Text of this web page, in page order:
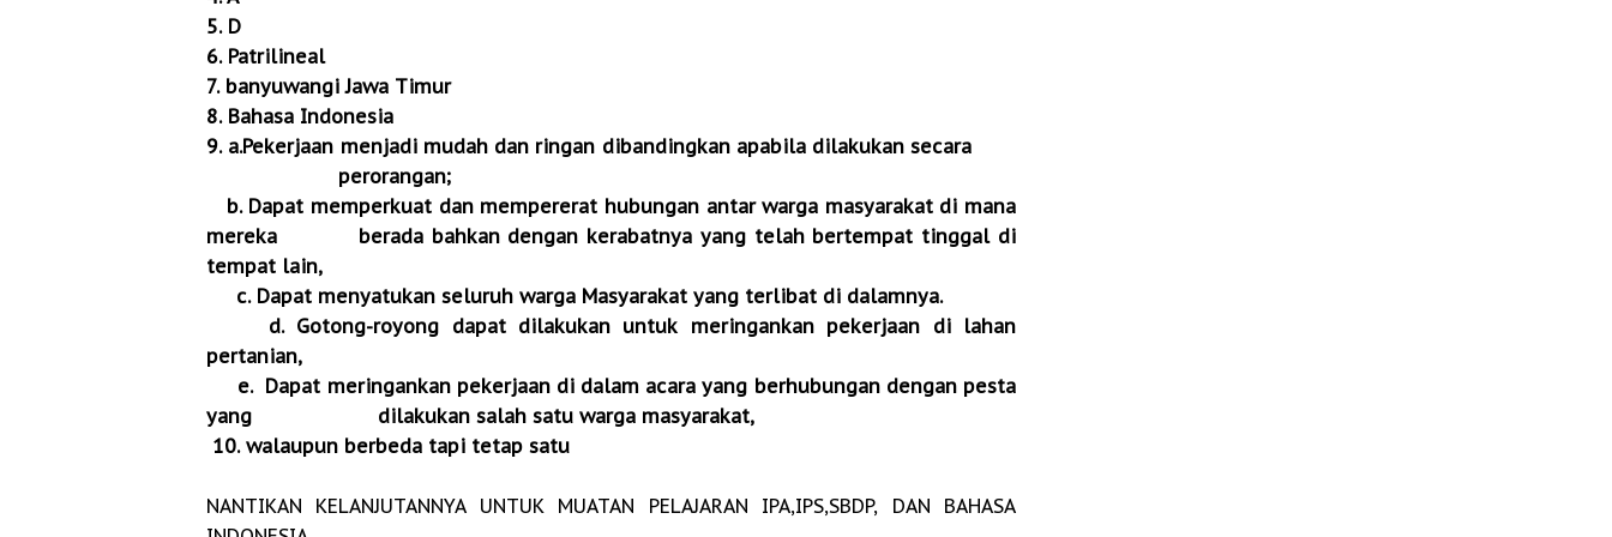
5. D
6. Patrilineal
7. banyuwangi Jawa Timur
8. Bahasa Indonesia
9. a.Pekerjaan menjadi mudah dan ringan dibandingkan apabila dilakukan secara
perorangan;
b. Dapat memperkuat dan mempererat hubungan antar warga masyarakat di mana
mereka berada bahkan dengan kerabatnya yang telah bertempat tinggal di
tempat lain,
c. Dapat menyatukan seluruh warga Masyarakat yang terlibat di dalamnya.
d. Gotong-royong dapat dilakukan untuk meringankan pekerjaan di lahan
pertanian,
e. Dapat meringankan pekerjaan di dalam acara yang berhubungan dengan pesta
yang dilakukan salah satu warga masyarakat,
10. walaupun berbeda tapi tetap satu
NANTIKAN KELANJUTANNYA UNTUK MUATAN PELAJARAN IPA,IPS,SBDP, DAN BAHASA